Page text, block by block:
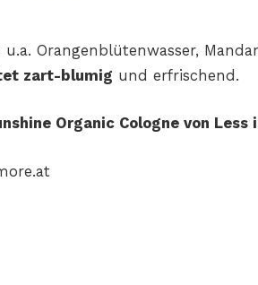
u.a. Orangenblütenwasser,
zart-blumig und erfrischend.
Organic Cologne von Less